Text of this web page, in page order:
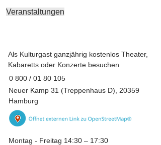
Veranstaltungen
Als Kulturgast ganzjährig kostenlos Theater,
Kabaretts oder Konzerte besuchen
0 800 / 01 80 105
Neuer Kamp 31 (Treppenhaus D), 20359
Hamburg
Montag - Freitag 14:30 – 17:30